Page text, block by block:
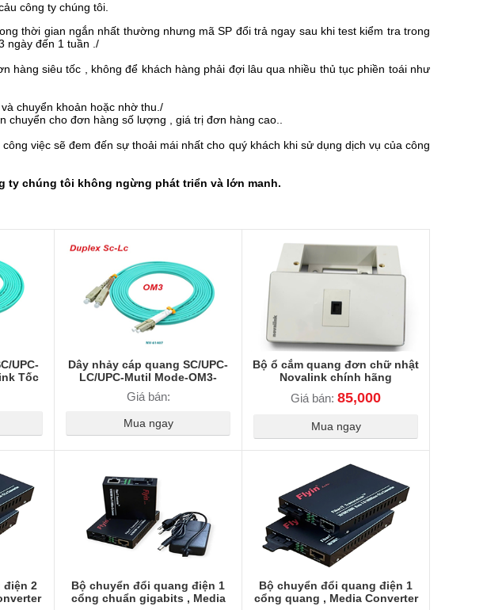
công ty chúng tôi.
thời gian ngắn nhất thường nhưng mã SP đổi trả ngay sau khi test kiểm tra trong
ngày đến 1 tuần ./
hàng siêu tốc , không để khách hàng phải đợi lâu qua nhiều thủ tục phiền toái như
chuyển khoản hoặc nhờ thu./
cho đơn hàng số lượng , giá trị đơn hàng cao..
việc sẽ đem đến sự thoải mái nhất cho quý khách khi sử dụng dịch vụ của công
ty chúng tôi không ngừng phát triển và lớn manh.
UPC-
Tốc
Dây nhảy cáp quang SC/UPC-
LC/UPC-Mutil Mode-OM3-
Duplex HD-Link DL-OM3-SC-
LC-XX Tốc độ 10Gb
Giá bán:
Mua ngay
Bộ ổ cắm quang đơn chữ nhật
Novalink chính hãng
Giá bán: 85,000
Mua ngay
điện 2
Bộ chuyển đổi quang điện 1
cổng chuẩn gigabits , Media
Bộ chuyển đổi quang điện 1
cổng quang , Media Converter